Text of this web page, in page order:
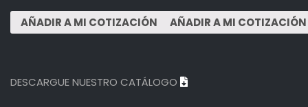
DESCARGUE NUESTRO CATÁLOGO